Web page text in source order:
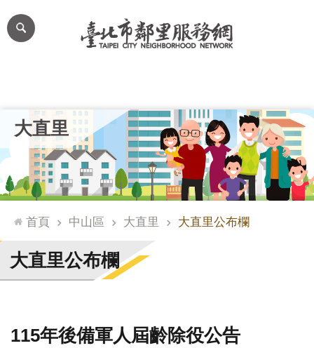
跳到主要內容區塊
網
站
台
通
臺
北
市
門
大直里
首頁 中山區 大直里 大直里公布欄
大直里公布欄
115年後備軍人屆齡除役公告